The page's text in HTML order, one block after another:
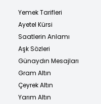
Yemek Tarifleri
Ayetel Kürsi
Saatlerin Anlamı
Aşk Sözleri
Günaydın Mesajları
Gram Altın
Çeyrek Altın
Yarım Altın